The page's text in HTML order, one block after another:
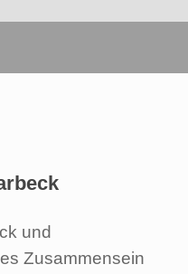
und
Zusammensein